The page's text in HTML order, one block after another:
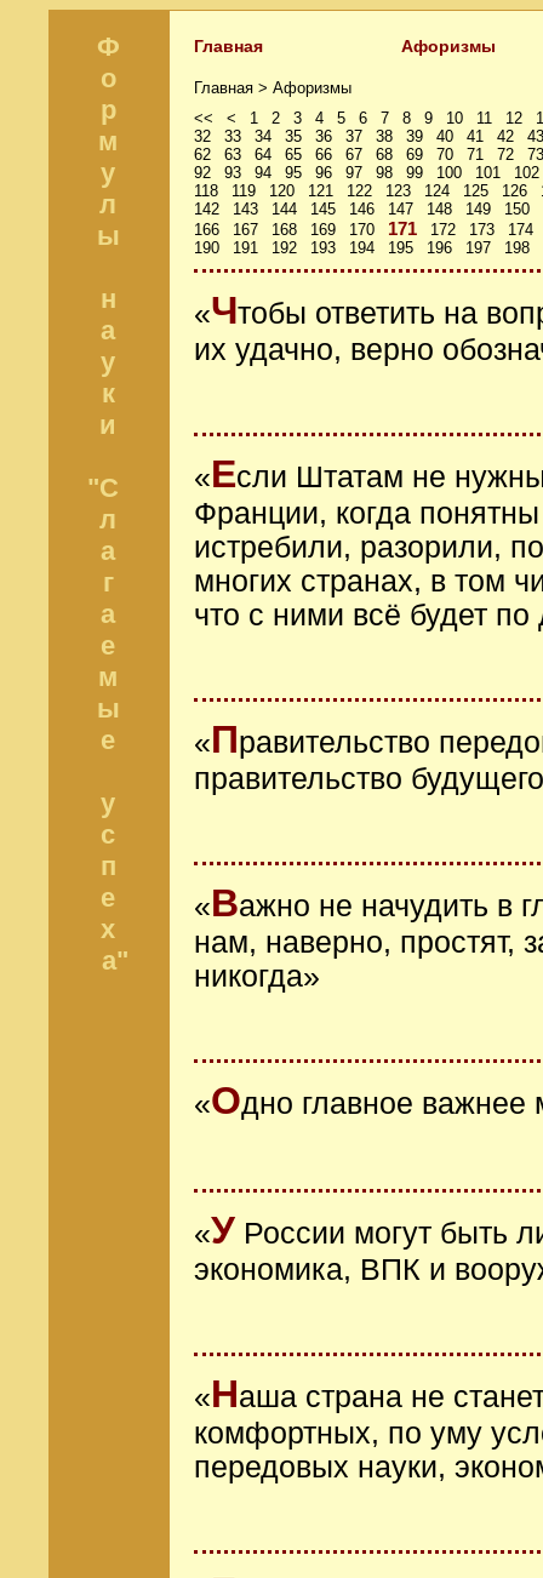
Ф
о
р
м
у
л
ы
н
а
у
к
и
"С
л
а
г
а
е
м
ы
е
у
с
п
е
х
а"
Главная Афоризмы
Главная > Афоризмы
<<
< 1 2 3 4 5 6 7 8 9 10 11 12
32
33 34 35 36 37 38 39 40 41 42
43
62
63 64 65 66 67 68 69 70 71 72
73
92
93 94 95 96 97 98 99 100 101
102
118
119 120 121 122 123 124 125 126
142
143 144 145 146 147 148 149
150
166
167 168 169 170 171 172 173
174
190
191 192 193 194 195 196 197 198
«Чтобы ответить на
их удачно, верно
«Если Штатам не
Франции, когда
истребили, разорили,
многих странах, в том
что с ними всё будет по
«Правительство
правительство
«Важно не начудить в
нам, наверно, простят,
никогда»
«Одно главное важнее
«У России могут быть
экономика, ВПК и
«Наша страна не
комфортных, по уму
передовых науки,